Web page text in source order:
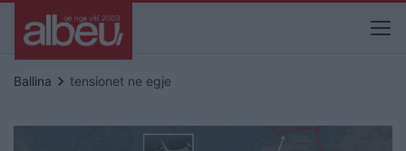
Ballina keyboard_arrow_right tensionet ne egje